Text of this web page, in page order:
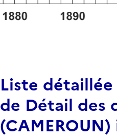
Liste
de Détail des